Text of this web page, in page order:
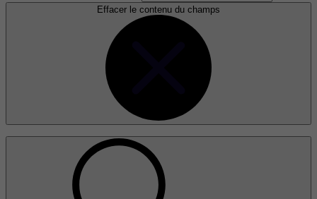
Effacer le contenu du champs